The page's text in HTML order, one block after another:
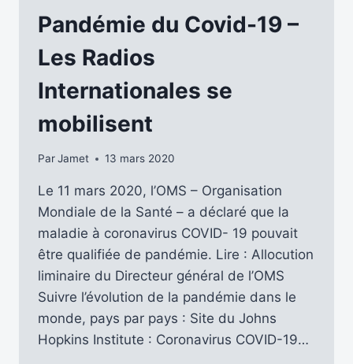
Pandémie du Covid-19 –
Les Radios
Internationales se
mobilisent
ParJamet 13 mars 2020
Le 11 mars 2020, l’OMS – Organisation
Mondiale de la Santé – a déclaré que la
maladie à coronavirus COVID- 19 pouvait
être ‎qualifiée de pandémie. Lire : Allocution
liminaire du Directeur général de l’OMS
Suivre l’évolution de la pandémie dans le
monde, pays par pays : Site du Johns
Hopkins Institute : Coronavirus COVID-19…